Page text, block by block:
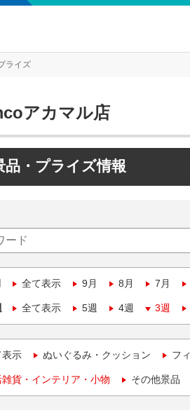
ライズ
アカマル店
品・プライズ情報
全て表示 9月 8月 7月
全て表示 5週 4週 3週
表示 ぬいぐるみ・クッション フ
貨・インテリア・小物 その他景品